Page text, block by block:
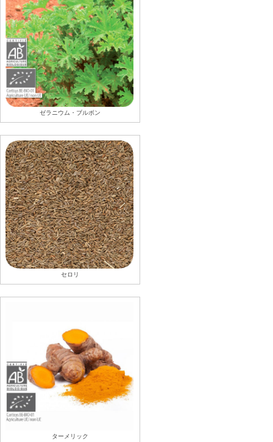
ゼラニウム・ブルボン
セロリ
ターメリック